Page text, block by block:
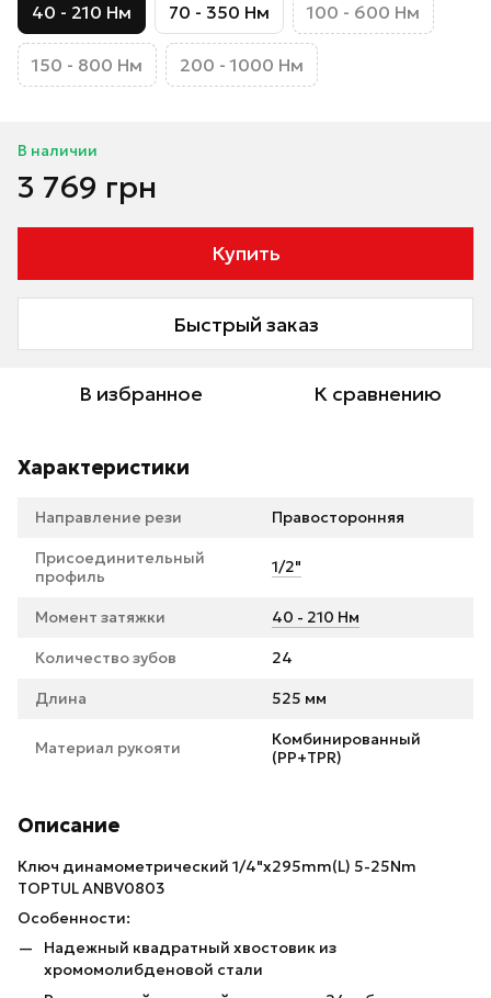
40 - 210 Нм 70 - 350 Нм 100 - 600 Нм
150 - 800 Нм 200 - 1000 Нм
В наличии
3 769 грн
Купить
Быстрый заказ
В избранное К сравнению
Характеристики
Направление рези Правосторонняя
Присоединительный
профиль
1/2"
Момент затяжки 40 - 210 Нм
Количество зубов 24
Длина 525 мм
Материал рукояти
Комбинированный
(PP+TPR)
Описание
Ключ динамометрический 1/4"x295mm(L) 5-25Nm
TOPTUL ANBV0803
Особенности:
Надежный квадратный хвостовик из
хромомолибденовой стали